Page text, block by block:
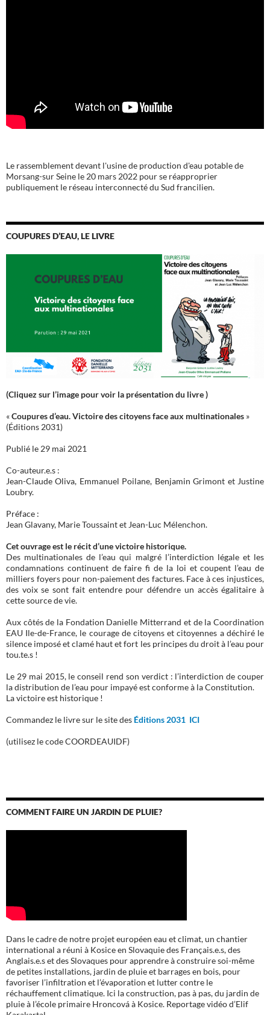
Le rassemblement devant l'usine de production d'eau potable de
Morsang-sur Seine le 20 mars 2022 pour se réapproprier
publiquement le réseau interconnecté du Sud francilien.
COUPURES D’EAU, LE LIVRE
(Cliquez sur l’image pour voir la présentation du livre )
«Coupures d’eau. Victoire des citoyens face aux multinationales »
(Éditions 2031)
Publié le 29 mai 2021
Co-auteur.e.s :
Jean-Claude Oliva, Emmanuel Poilane, Benjamin Grimont et Justine
Loubry.
Préface :
Jean Glavany, Marie Toussaint et Jean-Luc Mélenchon.
Cet ouvrage est le récit d’une victoire historique.
Des multinationales de l’eau qui malgré l’interdiction légale et les
condamnations continuent de faire fi de la loi et coupent l’eau de
milliers foyers pour non-paiement des factures. Face à ces injustices,
des voix se sont fait entendre pour défendre un accès égalitaire à
cette source de vie.
Aux côtés de la Fondation Danielle Mitterrand et de la Coordination
EAU Ile-de-France, le courage de citoyens et citoyennes a déchiré le
silence imposé et clamé haut et fort les principes du droit à l’eau pour
tou.te.s !
Le 29 mai 2015, le conseil rend son verdict : l’interdiction de couper
la distribution de l’eau pour impayé est conforme à la Constitution.
La victoire est historique !
Commandez le livre sur le site des Éditions 2031 ICI
(utilisez le code COORDEAUIDF)
COMMENT FAIRE UN JARDIN DE PLUIE?
Dans le cadre de notre projet européen eau et climat, un chantier
international a réuni à Kosice en Slovaquie des Français.e.s, des
Anglais.e.s et des Slovaques pour apprendre à construire soi-même
de petites installations, jardin de pluie et barrages en bois, pour
favoriser l’infiltration et l’évaporation et lutter contre le
réchauffement climatique. Ici la construction, pas à pas, du jardin de
pluie à l’école primaire Hroncová à Kosice. Reportage vidéo d’Elif